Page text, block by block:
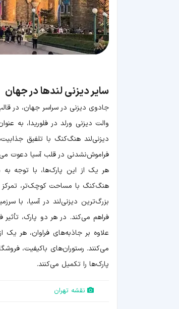
سایر دیزنی لندها در جهان
جادوی دیزنی در سراسر جهان، در
والت دیزنی ورلد در فلوریدا، به
دیزنی‌لند هنگ‌کنگ با تلفیق
فراموش‌نشدنی در قلب آسیا دعوت
هر یک از این پارک‌ها، با توجه
هنگ‌کنگ با مساحت کوچک‌تر، تمرکز
بزرگ‌ترین دیزنی‌لند در آسیا، با
فراهم می‌کند. در هر دو پارک،
علاوه بر جاذبه‌های فراوان، هر
می‌کنند. رستوران‌های باکیفیت،
پارک‌ها را تکمیل می‌کنند.
نقشه تهران